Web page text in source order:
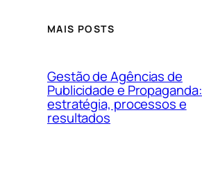
MAIS POSTS
Gestão de Agências de
Publicidade e Propaganda:
estratégia, processos e
resultados